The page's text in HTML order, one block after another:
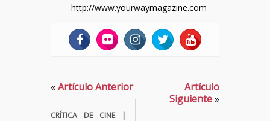
http://www.yourwaymagazine.com
«Artículo Anterior
CRÍTICA DE CINE |
Artículo
Siguiente»